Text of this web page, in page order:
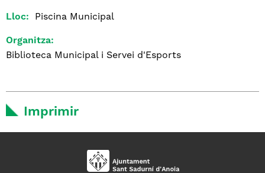
Lloc: Piscina Municipal
Organitza:
Biblioteca Municipal i Servei d'Esports
Imprimir